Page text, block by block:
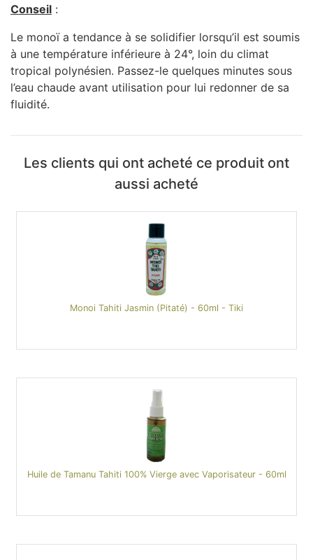
Conseil :
Le monoï a tendance à se solidifier lorsqu’il est soumis
à une température inférieure à 24°, loin du climat
tropical polynésien. Passez-le quelques minutes sous
l’eau chaude avant utilisation pour lui redonner de sa
fluidité.
Les clients qui ont acheté ce produit ont
aussi acheté
Monoi Tahiti Jasmin (Pitaté) - 60ml - Tiki
Huile de Tamanu Tahiti 100% Vierge avec Vaporisateur - 60ml